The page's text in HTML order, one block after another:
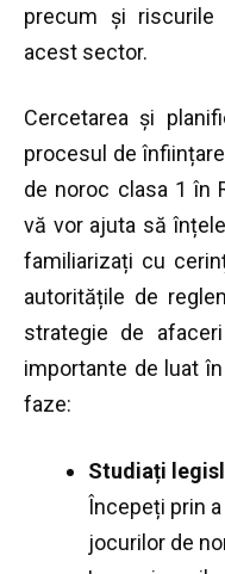
precum și
acest sector.
Cercetarea și
procesul de
de noroc clasa 1 în
vă vor ajuta să
familiarizați cu
autoritățile de
strategie de
importante de luat
faze:
Studiați
Începeți prin
jocurilor de